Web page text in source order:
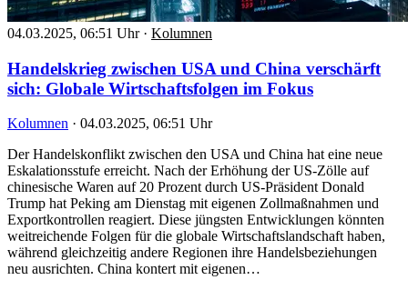
04.03.2025, 06:51 Uhr · Kolumnen
Handelskrieg zwischen USA und China verschärft
sich: Globale Wirtschaftsfolgen im Fokus
Kolumnen · 04.03.2025, 06:51 Uhr
Der Handelskonflikt zwischen den USA und China hat eine neue
Eskalationsstufe erreicht. Nach der Erhöhung der US-Zölle auf
chinesische Waren auf 20 Prozent durch US-Präsident Donald
Trump hat Peking am Dienstag mit eigenen Zollmaßnahmen und
Exportkontrollen reagiert. Diese jüngsten Entwicklungen könnten
weitreichende Folgen für die globale Wirtschaftslandschaft haben,
während gleichzeitig andere Regionen ihre Handelsbeziehungen
neu ausrichten. China kontert mit eigenen…